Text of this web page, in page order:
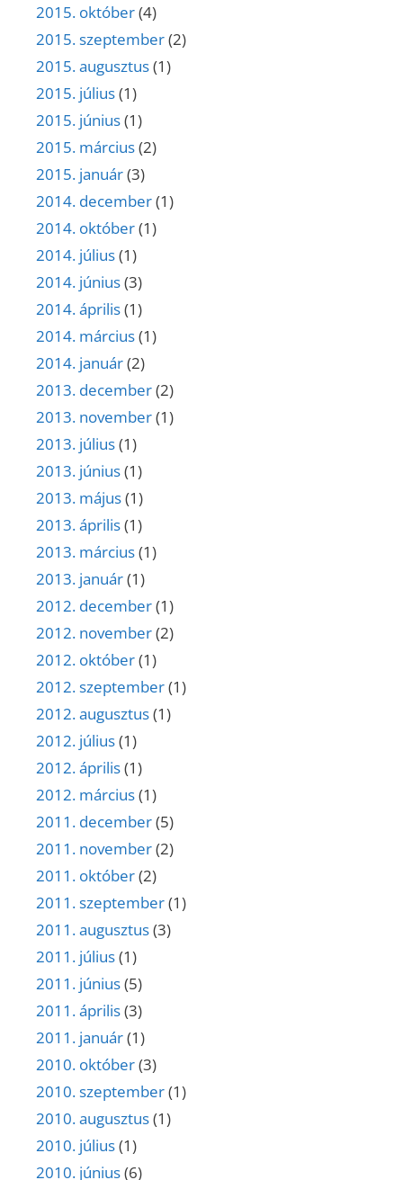
2015. október(4)
2015. szeptember(2)
2015. augusztus(1)
2015. július(1)
2015. június(1)
2015. március(2)
2015. január(3)
2014. december(1)
2014. október(1)
2014. július(1)
2014. június(3)
2014. április(1)
2014. március(1)
2014. január(2)
2013. december(2)
2013. november(1)
2013. július(1)
2013. június(1)
2013. május(1)
2013. április(1)
2013. március(1)
2013. január(1)
2012. december(1)
2012. november(2)
2012. október(1)
2012. szeptember(1)
2012. augusztus(1)
2012. július(1)
2012. április(1)
2012. március(1)
2011. december(5)
2011. november(2)
2011. október(2)
2011. szeptember(1)
2011. augusztus(3)
2011. július(1)
2011. június(5)
2011. április(3)
2011. január(1)
2010. október(3)
2010. szeptember(1)
2010. augusztus(1)
2010. július(1)
2010. június(6)